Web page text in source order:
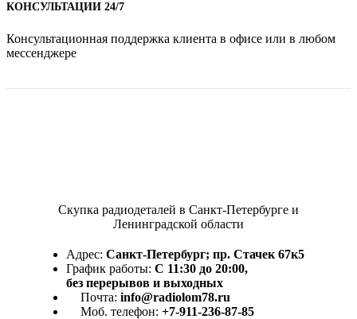
КОНСУЛЬТАЦИИ 24/7
Консультационная поддержка клиента в офисе или в любом
мессенджере
Скупка радиодеталей в Санкт-Петербурге и
Ленинградской области
Адрес: Санкт-Петербург; пр. Стачек 67к5
График работы: С 11:30 до 20:00,
без перерывов и выходных
Почта: info@radiolom78.ru
Моб. телефон: +7-911-236-87-85